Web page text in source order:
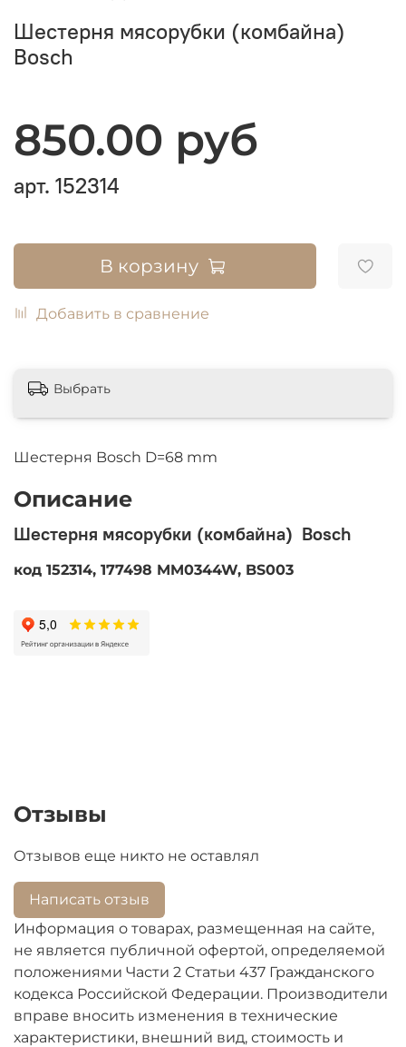
Шестерня мясорубки (комбайна)
Bosch
850.00 руб
арт. 152314
В корзину
Добавить в сравнение
Шестерня Bosch D=68 mm
Описание
Шестерня мясорубки (комбайна) Bosch
код 152314, 177498 MM0344W, BS003
Выбрать
Отзывы
Отзывов еще никто не оставлял
Написать отзыв
Информация о товарах, размещенная на сайте,
не является публичной офертой, определяемой
положениями Части 2 Статьи 437 Гражданского
кодекса Российской Федерации. Производители
вправе вносить изменения в технические
характеристики, внешний вид, стоимость и